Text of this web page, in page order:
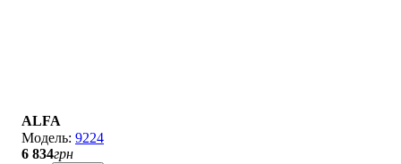
ALFA
9224
6 834грн